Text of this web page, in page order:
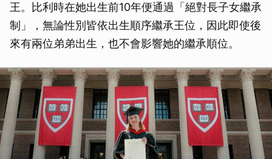
王。比利時在她出生前10年便通過「絕對長子女繼承
制」，無論性別皆依出生順序繼承王位，因此即使後
來有兩位弟弟出生，也不會影響她的繼承順位。